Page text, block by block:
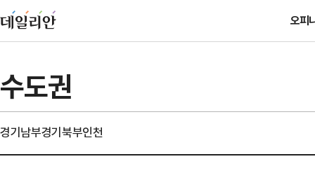
오피
수도권
경기남부경기북부인천